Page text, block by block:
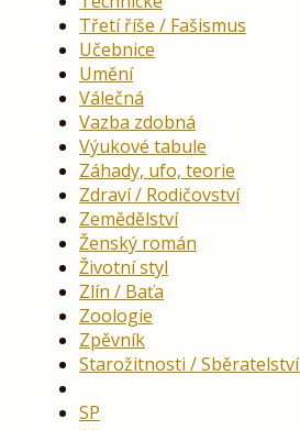
Třetí říše / Fašismus
Učebnice
Umění
Válečná
Vazba zdobná
Výukové tabule
Záhady, ufo, teorie
Zdraví / Rodičovství
Zemědělství
Ženský román
Životní styl
Zlín / Baťa
Zoologie
Zpěvník
Starožitnosti / Sběratelství
SP